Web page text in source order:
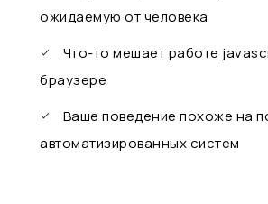
ожидаемую от человека
Что-то мешает работе
браузере
Ваше поведение похоже на
автоматизированных систем